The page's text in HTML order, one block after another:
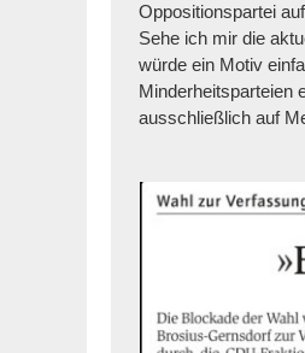
Oppositionspartei
Sehe ich mir die
würde ein Motiv
Minderheitsparteien
ausschließlich auf